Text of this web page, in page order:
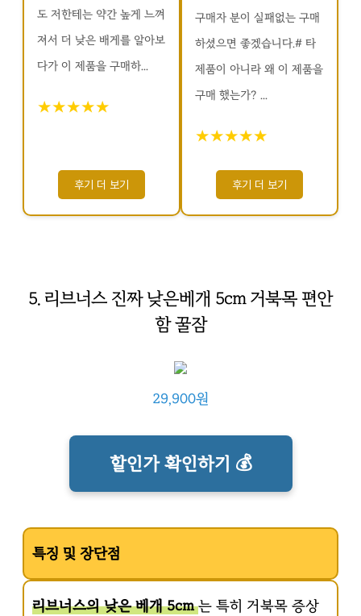
도 저한테는 약간 높게 느껴
져서 더 낮은 배게를 알아보
다가 이 제품을 구매하...
★★★★★
후기 더 보기
구매자 분이 실패없는 구매
하셨으면 좋겠습니다.# 타
제품이 아니라 왜 이 제품을
구매 했는가? ...
★★★★★
후기 더 보기
5. 리브너스 진짜 낮은베개 5cm 거북목 편안
함 꿀잠
29,900원
할인가 확인하기 💰
특징 및 장단점
리브너스의 낮은 베개 5cm는 특히 거북목 증상